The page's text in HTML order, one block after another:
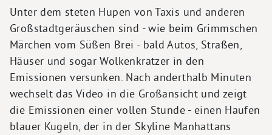
Unter dem steten Hupen von Taxis und anderen
Großstadtgeräuschen sind - wie beim Grimmschen
Märchen vom Süßen Brei - bald Autos, Straßen,
Häuser und sogar Wolkenkratzer in den
Emissionen versunken. Nach anderthalb Minuten
wechselt das Video in die Großansicht und zeigt
die Emissionen einer vollen Stunde - einen Haufen
blauer Kugeln, der in der Skyline Manhattans